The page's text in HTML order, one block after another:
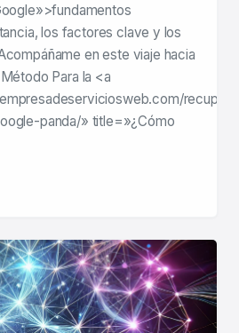
los factores clave y los
en este viaje hacia
Para la <a
panda/» title=»¿Cómo